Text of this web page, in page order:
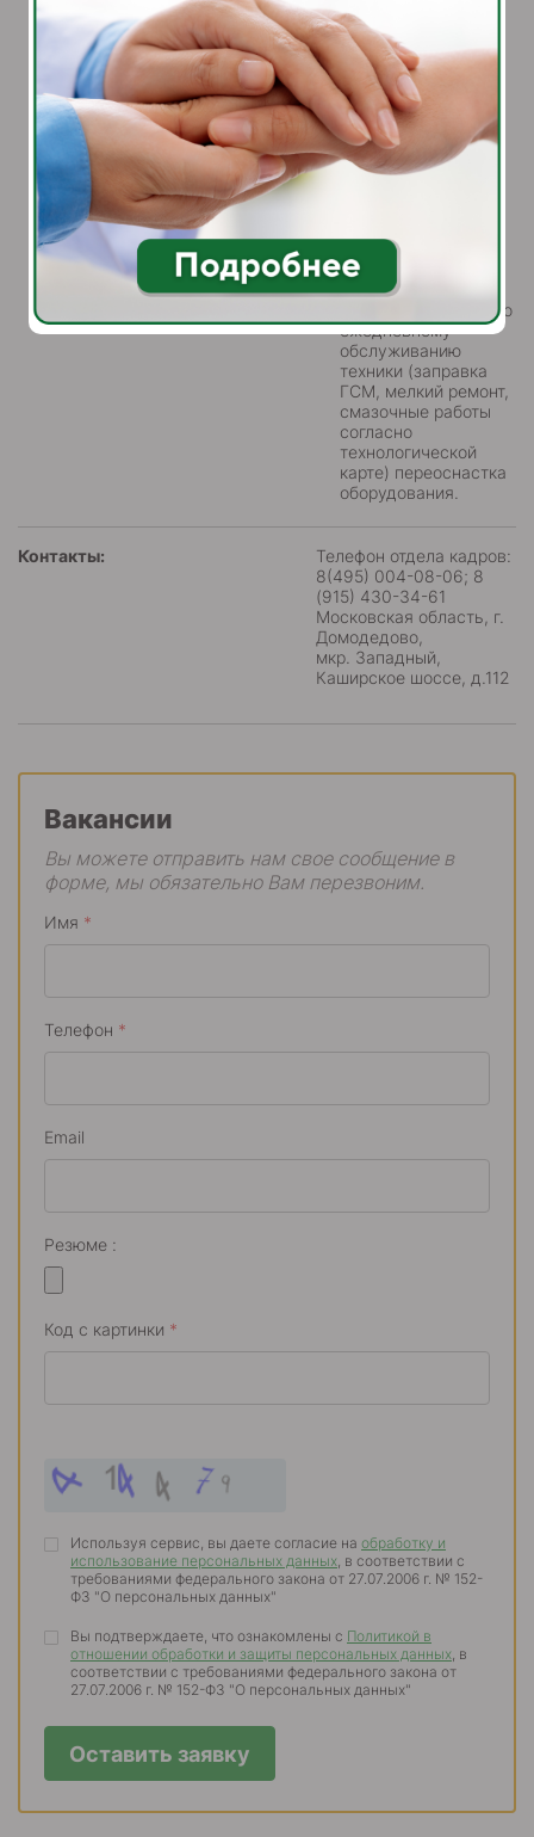
щетки;
Своевременная
сдача и ведение
внутренней
документации
(путевой лист);
Контроль за
техническим
поддержание в
чистом и исправном
состоянии;
Выполнение работ по
ежедневному
обслуживанию
техники (заправка
ГСМ, мелкий ремонт,
смазочные работы
согласно
технологической
карте) переоснастка
оборудования.
Контакты:
Телефон отдела кадров:
8(495) 004-08-06; 8
(915) 430-34-61
Московская область, г.
Домодедово,
мкр. Западный,
Каширское шоссе, д.112
Вакансии
Вы можете отправить нам свое сообщение в
форме, мы обязательно Вам перезвоним.
Имя *
Телефон *
Email
Резюме :
Код с картинки *
Используя сервис, вы даете согласие на обработку и
использование персональных данных, в соответствии с
требованиями федерального закона от 27.07.2006 г. № 152-
ФЗ "О персональных данных"
Вы подтверждаете, что ознакомлены с Политикой в
отношении обработки и защиты персональных данных, в
соответствии с требованиями федерального закона от
27.07.2006 г. № 152-ФЗ "О персональных данных"
Оставить заявку